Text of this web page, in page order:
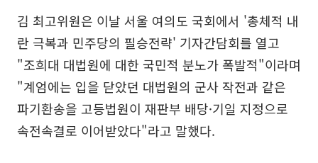
김 최고위원은 이날 서울 여의도 국회에서 '총체적 내
란 극복과 민주당의 필승전략' 기자간담회를 열고
"조희대 대법원에 대한 국민적 분노가 폭발적"이라며
"계엄에는 입을 닫았던 대법원의 군사 작전과 같은
파기환송을 고등법원이 재판부 배당·기일 지정으로
속전속결로 이어받았다"라고 말했다.